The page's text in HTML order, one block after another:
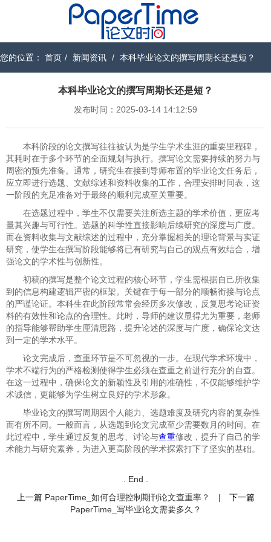
您的位置： 首页 / 新闻资讯 / 本科毕业论文的撰写周期长还是短？
本科毕业论文的撰写周期长还是短？
发布时间：2025-03-14 14:12:59
本科阶段的论文撰写往往被认为是学生学术生涯的重要里程碑，
其耗时在于多个环节的全面规划与执行。撰写论文需要持续的努力与
周密的预先准备。通常，研究生在接到导师布置的毕业论文任务后，
应立即进行选题、文献综述和资料收集的工作，合理安排时间表，这
一阶段的充足准备对于最终的顺利完成至关重要。
在选题过程中，学生不仅需要关注所选主题的学术价值，更应考
量其兴趣与可行性。选题的科学性直接影响后续研究的深度与广度。
而在资料收集与文献综述的过程中，充分掌握相关的理论背景与实证
研究，使学生在撰写阶段能够将已有研究与自己的观点有效结合，增
强论文的学术性与创新性。
初稿的撰写是整个论文过程的核心环节，学生需根据自己所收集
到的信息构建逻辑严密的框架。关键在于每一部分的顺畅衔接与论点
的严谨论证。本科生在此阶段常常会经历多次修改，反复思考论证资
料的有效性和论点的合理性。此时，导师的建议显得尤为重要，老师
的指导能够帮助学生厘清思路，提升论述的深度与广度，确保论文达
到一定的学术水平。
论文完成后，查重环节是不可忽视的一步。在现代学术环境中，
学术不端行为的严格检测使得学生必须在查重之前进行充分的自查。
在这一过程中，确保论文的新颖性及引用的准确性，不仅能够维护学
术诚信，更能够为学生树立良好的学术形象。
毕业论文的撰写周期因个人能力、选题难度及研究内容的复杂性
而有所不同。一般而言，从选题到论文完成至少需要数月的时间。在
此过程中，学生通过反复的思考、讨论与查重修改，提升了自己的学
术能力与研究素养，为进入更高阶段的学术探索打下了坚实的基础。
. End .
上一篇 PaperTime_如何合理控制期刊论文查重率？ |
下一篇
PaperTime_写毕业论文需要多久？